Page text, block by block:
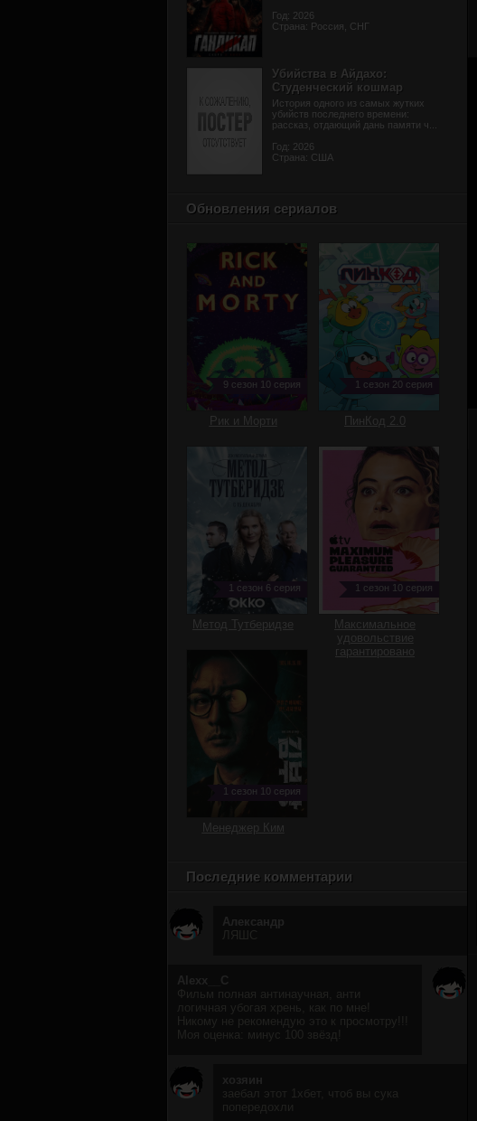
Год: 2026
Страна: Россия, СНГ
Убийства в Айдахо:
Студенческий кошмар
История одного из самых жутких
убийств последнего времени:
рассказ, отдающий дань памяти ч...
Год: 2026
Страна: США
Обновления сериалов
9 сезон 10 серия
Рик и Морти
1 сезон 20 серия
ПинКод 2.0
1 сезон 6 серия
Метод Тутберидзе
1 сезон 10 серия
Максимальное
удовольствие
гарантировано
1 сезон 10 серия
Менеджер Ким
Последние комментарии
Александр
ЛЯШС
Alexx__C
Фильм полная антинаучная, анти
логичная убогая хрень, как по мне!
Никому не рекомендую это к просмотру!!!
Моя оценка: минус 100 звёзд!
хозяин
заебал этот 1хбет, чтоб вы сука
попередохли